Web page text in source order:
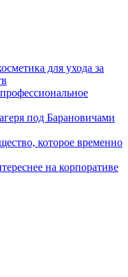
для ухода за
под Барановичами
которое временно
на корпоративе